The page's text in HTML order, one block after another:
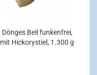
Dönges Beil funkenfrei,
mit Hickorystiel, 1.300 g